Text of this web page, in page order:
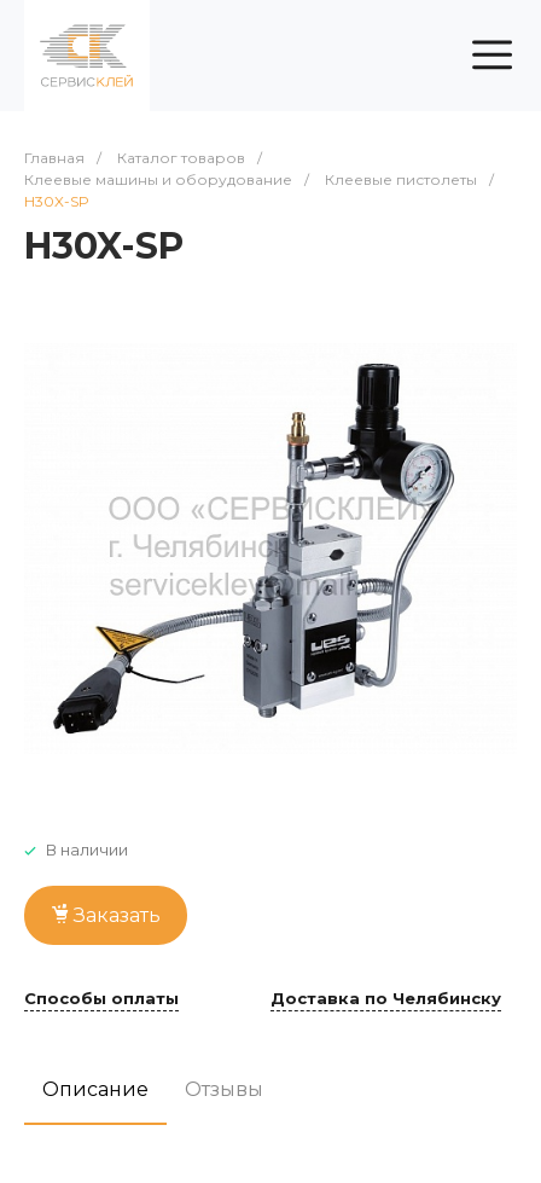
Главная / Каталог товаров
/
Клеевые машины и оборудование
/ Клеевые пистолеты
/
H30X-SP
H30X-SP
В наличии
Заказать
Способы оплаты Доставка по Челябинску
Описание Отзывы